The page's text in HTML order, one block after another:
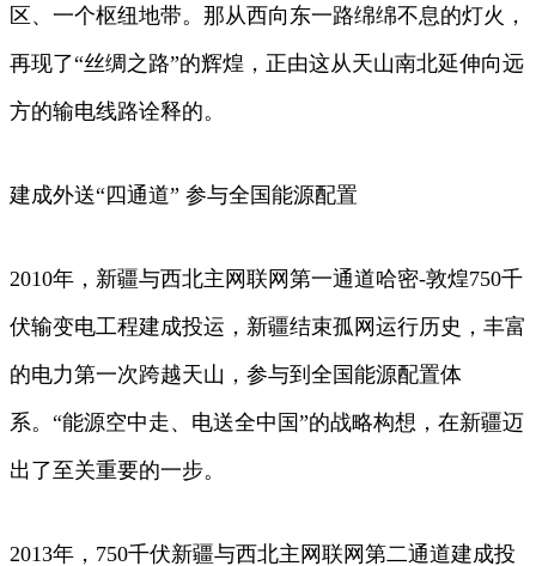
区、一个枢纽地带。那从西向东一路绵绵不息的灯火，
再现了“丝绸之路”的辉煌，正由这从天山南北延伸向远
方的输电线路诠释的。
建成外送“四通道” 参与全国能源配置
2010年，新疆与西北主网联网第一通道哈密-敦煌750千
伏输变电工程建成投运，新疆结束孤网运行历史，丰富
的电力第一次跨越天山，参与到全国能源配置体
系。“能源空中走、电送全中国”的战略构想，在新疆迈
出了至关重要的一步。
2013年，750千伏新疆与西北主网联网第二通道建成投